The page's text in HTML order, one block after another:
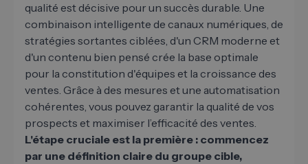
qualité est décisive pour un succès durable. Une
combinaison intelligente de canaux numériques, de
stratégies sortantes ciblées, d'un CRM moderne et
d'un contenu bien pensé crée la base optimale
pour la constitution d'équipes et la croissance des
ventes. Grâce à des mesures et une automatisation
cohérentes, vous pouvez garantir la qualité de vos
prospects et maximiser l’efficacité des ventes.
L'étape cruciale est la première : commencez
par une définition claire du groupe cible,